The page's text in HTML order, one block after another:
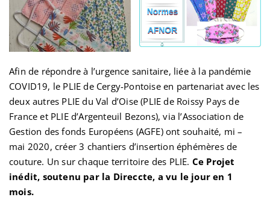
Afin de répondre à l’urgence sanitaire, liée à la pandémie
COVID19, le PLIE de Cergy-Pontoise en partenariat avec les
deux autres PLIE du Val d’Oise (PLIE de Roissy Pays de
France et PLIE d’Argenteuil Bezons), via l’Association de
Gestion des fonds Européens (AGFE) ont souhaité, mi –
mai 2020, créer 3 chantiers d’insertion éphémères de
couture. Un sur chaque territoire des PLIE. Ce Projet
inédit, soutenu par la Direccte, a vu le jour en 1
mois.